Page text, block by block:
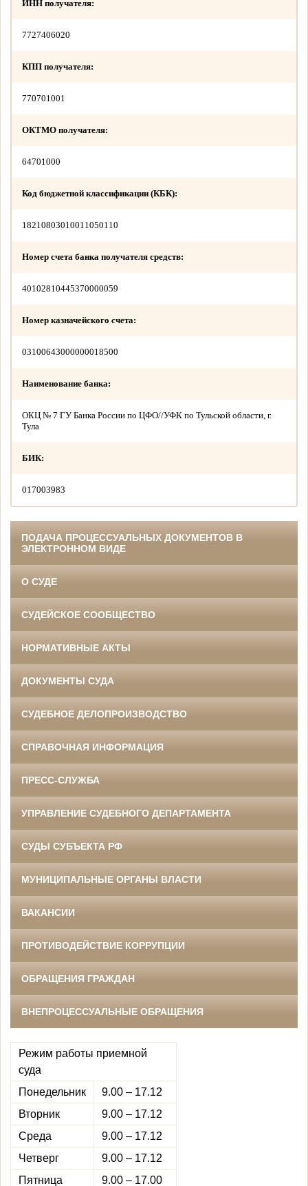
ИНН получателя:
7727406020
КПП получателя:
770701001
ОКТМО получателя:
64701000
Код бюджетной классификации (КБК):
18210803010011050110
Номер счета банка получателя средств:
40102810445370000059
Номер казначейского счета:
03100643000000018500
Наименование банка:
ОКЦ № 7 ГУ Банка России по ЦФО//УФК по Тульской области, г.
Тула
БИК:
017003983
ПОДАЧА ПРОЦЕССУАЛЬНЫХ ДОКУМЕНТОВ В
ЭЛЕКТРОННОМ ВИДЕ
О СУДЕ
СУДЕЙСКОЕ СООБЩЕСТВО
НОРМАТИВНЫЕ АКТЫ
ДОКУМЕНТЫ СУДА
СУДЕБНОЕ ДЕЛОПРОИЗВОДСТВО
СПРАВОЧНАЯ ИНФОРМАЦИЯ
ПРЕСС-СЛУЖБА
УПРАВЛЕНИЕ СУДЕБНОГО ДЕПАРТАМЕНТА
СУДЫ СУБЪЕКТА РФ
МУНИЦИПАЛЬНЫЕ ОРГАНЫ ВЛАСТИ
ВАКАНСИИ
ПРОТИВОДЕЙСТВИЕ КОРРУПЦИИ
ОБРАЩЕНИЯ ГРАЖДАН
ВНЕПРОЦЕССУАЛЬНЫЕ ОБРАЩЕНИЯ
Режим работы приемной
суда
Понедельник
9.00 – 17.12
Вторник
9.00 – 17.12
Среда
9.00 – 17.12
Четверг
9.00 – 17.12
Пятница
9.00 – 17.00